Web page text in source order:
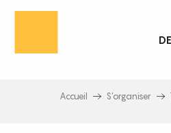
Aller
principal
Accueil S’organiser